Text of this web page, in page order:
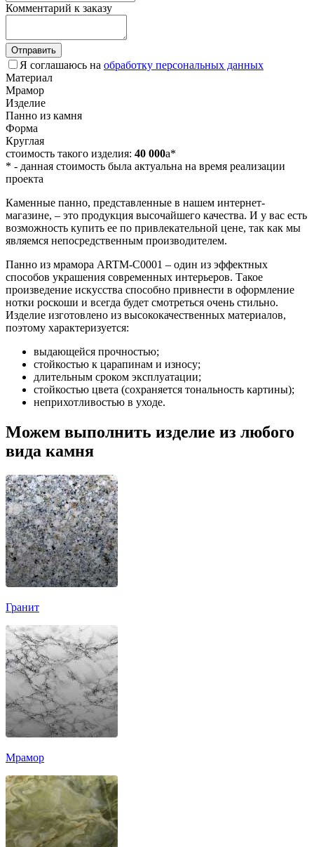
Комментарий к заказу
Отправить
Я соглашаюсь на обработку персональных данных
Материал
Мрамор
Изделие
Панно из камня
Форма
Круглая
стоимость такого изделия: 40 000a*
* - данная стоимость была актуальна на время реализации
проекта
Каменные панно, представленные в нашем интернет-
магазине, – это продукция высочайшего качества. И у вас есть
возможность купить ее по привлекательной цене, так как мы
являемся непосредственным производителем.
Панно из мрамора ARTM-C0001 – один из эффектных
способов украшения современных интерьеров. Такое
произведение искусства способно привнести в оформление
нотки роскоши и всегда будет смотреться очень стильно.
Изделие изготовлено из высококачественных материалов,
поэтому характеризуется:
выдающейся прочностью;
стойкостью к царапинам и износу;
длительным сроком эксплуатации;
стойкостью цвета (сохраняется тональность картины);
неприхотливостью в уходе.
Можем выполнить изделие из любого
вида камня
Гранит
Мрамор